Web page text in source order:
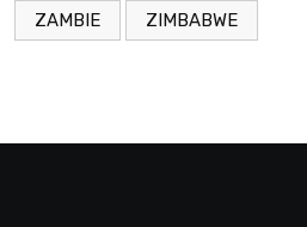
ZAMBIE ZIMBABWE